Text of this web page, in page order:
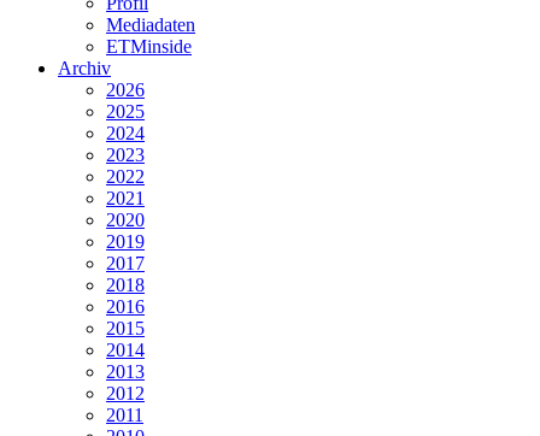
Mediadaten
ETMinside
Archiv
2026
2025
2024
2023
2022
2021
2020
2019
2017
2018
2016
2015
2014
2013
2012
2011